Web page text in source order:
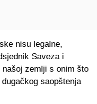
nisu legalne,
Saveza i
zemlji s onim što
saopštenja